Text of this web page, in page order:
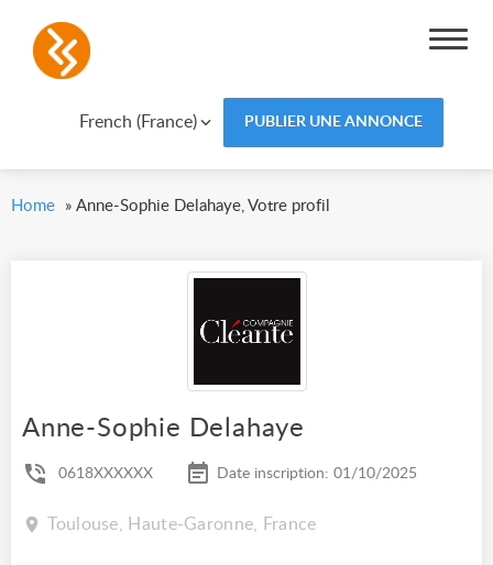
French (France) PUBLIER UNE ANNONCE
Home » Anne-Sophie Delahaye, Votre profil
Anne-Sophie Delahaye
0618XXXXXX Date inscription: 01/10/2025
Toulouse, Haute-Garonne, France